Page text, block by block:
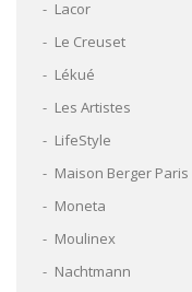
Lacor
Le Creuset
Lékué
Les Artistes
LifeStyle
Maison Berger Paris
Moneta
Moulinex
Nachtmann